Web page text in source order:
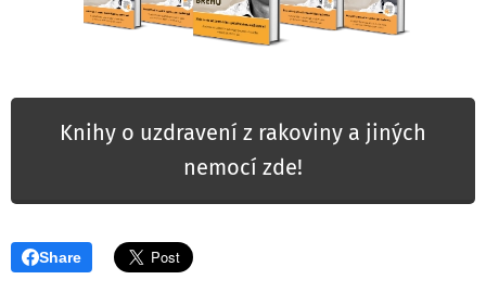
Knihy o uzdravení z rakoviny a jiných
nemocí zde!
Share